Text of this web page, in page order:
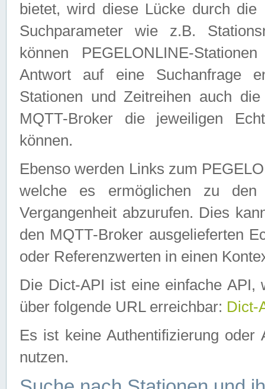
bietet, wird diese Lücke durch die
Suchparameter wie z.B.
können PEGELONLINE-
Antwort auf eine Suchanfrage
Stationen und Zeitreihen auch
MQTT-Broker die jeweiligen
können.
Ebenso werden Links zum
welche es ermöglichen zu den
Vergangenheit abzurufen. Dies
den MQTT-Broker ausgelieferten
oder Referenzwerten in einen
Die Dict-API ist eine einfache API,
über folgende URL erreichbar: Dict-
Es ist keine Authentifizierung
nutzen.